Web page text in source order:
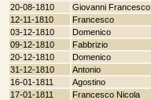
20-08-1810
Giovanni Francesco
12-11-1810
Francesco
03-12-1810
Domenico
09-12-1810
Fabbrizio
20-12-1810
Domenico
31-12-1810
Antonio
16-01-1811
Agostino
17-01-1811
Francesco Nicola